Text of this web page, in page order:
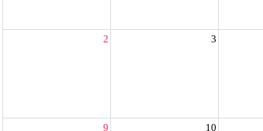
2 3
9 10